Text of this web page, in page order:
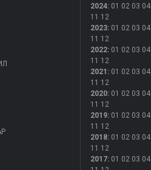
2024: 01 02 03 04
11 12
2023: 01 02 03 04
11 12
2022: 01 02 03 04
11 12
2021 : 01 02 03 04
11 12
2020: 01 02 03 04
11 12
2019: 01 02 03 04
11 12
2018: 01 02 03 04
11 12
2017: 01 02 03 04